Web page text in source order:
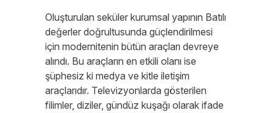
Oluşturulan seküler kurumsal yapının Batılı
değerler doğrultusunda güçlendirilmesi
için modernitenin bütün araçları devreye
alındı. Bu araçların en etkili olanı ise
şüphesiz ki medya ve kitle iletişim
araçlarıdır. Televizyonlarda gösterilen
filimler, diziler, gündüz kuşağı olarak ifade